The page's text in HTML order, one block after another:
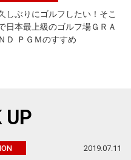
しぶりにゴルフしたい！そこ
日本最上級のゴルフ場ＧＲＡ
ＮＤ ＰＧＭのすすめ
UP
2019.07.11